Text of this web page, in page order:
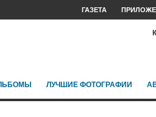
ГАЗЕТА
ЛУЧШИЕ ФОТОГРАФИИ